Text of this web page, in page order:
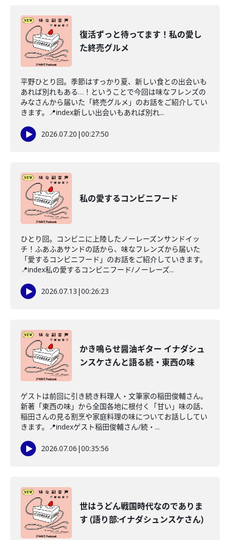
復活ずっと待ってます！私の愛し
た終売グルメ
平野ひとり回。季節はすっかり夏、新しい食との出会いも
あれば別れもある…！ということで今回は味なフレンズの
みなさんから届いた「終売グルメ」のお話をご紹介してい
きます。📍index新しい出会いもあれば別れ...
2026.07.20 |00:27:50
私の愛するコンビニフード
ひとり回。コンビニに上陸したノーレーズンサンドイッ
チ！ふあふあサンドの話から、味なフレンズから届いた
「愛するコンビニフード」のお話をご紹介していきます。
📍index私の愛するコンビニフード/ノーレーズ...
2026.07.13 |00:26:23
かき鳴らせ醤油ギター イナダシュ
ンスケさんと語る続・東西の味
ゲストは前回に引き続き料理人・文筆家の稲田俊輔さん。
新著「東西の味」から全国各地に根付く「甘い」味の話、
稲田さんの見る割烹や家庭料理の味についてお話ししてい
きます。📍indexゲスト稲田俊輔さん/続・...
2026.07.06 |00:35:56
世はうどん戦国時代なのでありま
す (語り部:イナダシュンスケさん)